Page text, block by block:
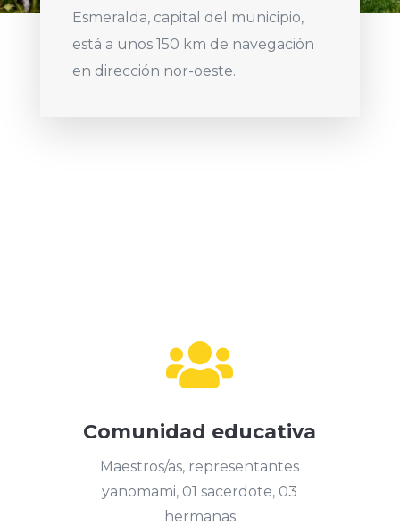
Esmeralda, capital del municipio,
está a unos 150 km de navegación
en dirección nor-oeste.

Comunidad educativa
Maestros/as, representantes
yanomami, 01 sacerdote, 03
hermanas